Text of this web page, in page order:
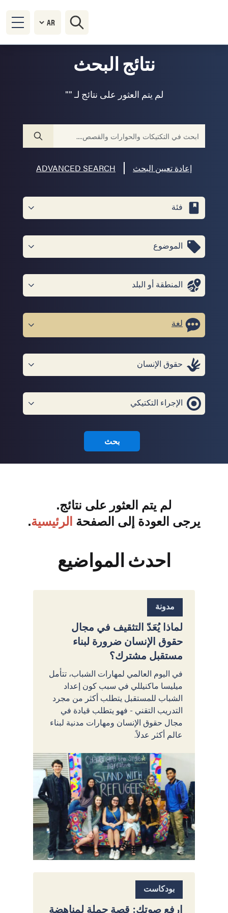
نتائج البحث
لم يتم العثور على نتائج لـ ""
إعادة تعيين البحث ADVANCED SEARCH
فئة
الموضوع
المنطقة أو البلد
لغة
حقوق الإنسان
الإجراء التكتيكي
بحث
لم يتم العثور على نتائج.
يرجى العودة إلى الصفحة الرئيسية.
احدث المواضيع
مدونة
لماذا يُعَدّ التثقيف في مجال
حقوق الإنسان ضرورة لبناء
مستقبل مشترك؟
في اليوم العالمي لمهارات الشباب، تتأمل
ميليسا ماكنيللي في سبب كون إعداد
الشباب للمستقبل يتطلب أكثر من مجرد
التدريب التقني - فهو يتطلب قيادة في
مجال حقوق الإنسان ومهارات مدنية لبناء
عالم أكثر عدلاً.
بودكاست
ارفع صوتك: قصة حملة لمناهضة